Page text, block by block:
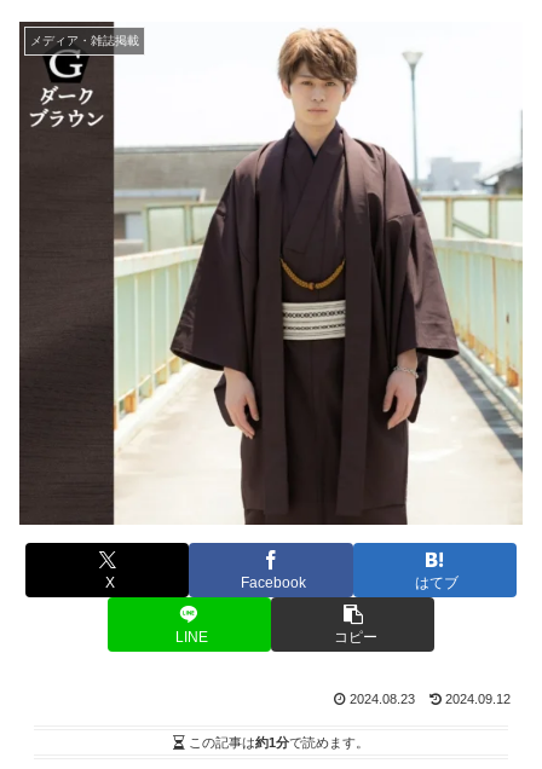
メディア・雑誌掲載
X Facebook はてブ
LINE コピー
2024.08.23 2024.09.12
この記事は約1分で読めます。